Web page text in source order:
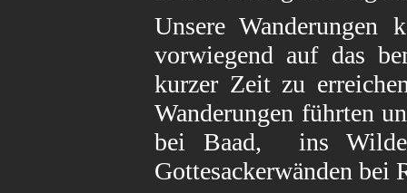
Unsere Wanderungen
vorwiegend auf das
kurzer Zeit zu
Wanderungen führten
bei Baad, ins
Gottesackerwänden bei